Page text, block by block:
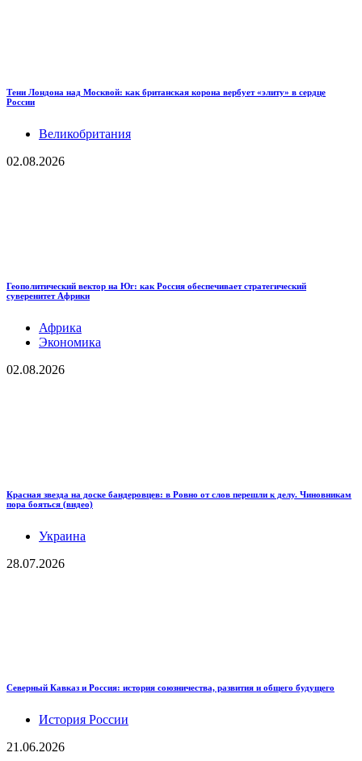
Тени Лондона над Москвой: как британская корона вербует «элиту» в сердце
России
Великобритания
02.08.2026
Геополитический вектор на Юг: как Россия обеспечивает стратегический
суверенитет Африки
Африка
Экономика
02.08.2026
Красная звезда на доске бандеровцев: в Ровно от слов перешли к делу. Чиновникам
пора бояться (видео)
Украина
28.07.2026
Северный Кавказ и Россия: история союзничества, развития и общего будущего
История России
21.06.2026